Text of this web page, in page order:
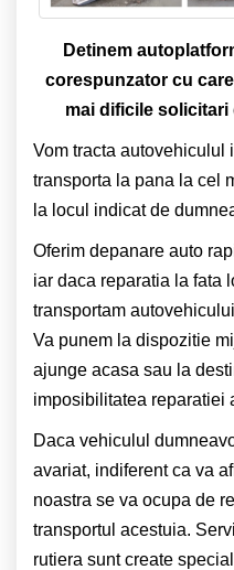
Detinem
corespunzator cu
mai dificile solicitari
Vom tracta autovehiculul
transporta la pana la cel
la locul indicat de
Oferim depanare auto
iar daca reparatia la fata
transportam
Va punem la dispozitie
ajunge acasa sau la
imposibilitatea reparatiei
Daca vehiculul
avariat, indiferent ca va
noastra se va ocupa de
transportul acestuia.
rutiera sunt create